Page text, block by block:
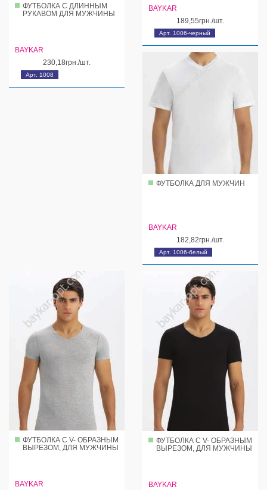
Арт. 1008
ФУТБОЛКА С ДЛИННЫМ
РУКАВОМ ДЛЯ МУЖЧИНЫ
BAYKAR
230,18грн./шт.
Арт. 1006-черный
BAYKAR
189,55грн./шт.
Арт. 1006-белый
ФУТБОЛКА ДЛЯ МУЖЧИН
BAYKAR
182,82грн./шт.
ФУТБОЛКА С V- ОБРАЗНЫМ
ВЫРЕЗОМ, ДЛЯ МУЖЧИНЫ
BAYKAR
ФУТБОЛКА С V- ОБРАЗНЫМ
ВЫРЕЗОМ, ДЛЯ МУЖЧИНЫ
BAYKAR